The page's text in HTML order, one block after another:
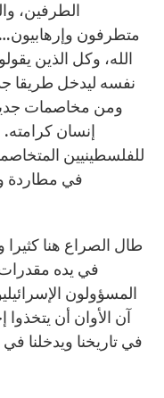
الطرفين،
متطرفون وإرهابيون…
الله، وكل الذين
نفسه ليدخل طريقا
ومن مخاصمات
إنسان
للفلسطينيين
في مطاردة
طال الصراع هنا
في يده
المسؤولون
آن الأوان أن
في تاريخنا ويدخلنا